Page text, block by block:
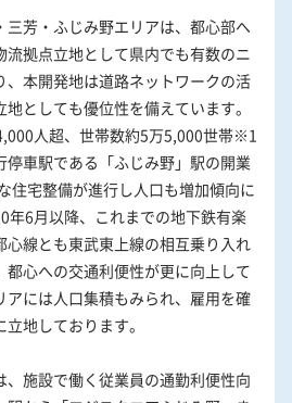
芳・ふじみ野エリアは、都心部へ
流拠点立地として県内でも有数のニ
、本開発地は道路ネットワークの活
としても優位性を備えています。
人超、世帯数約5万5,000世帯※1
停車駅である「ふじみ野」駅の開業
住宅整備が進行し人口も増加傾向に
年6月以降、これまでの地下鉄有楽
心線とも東武東上線の相互乗り入れ
都心への交通利便性が更に向上して
アには人口集積もみられ、雇用を確
地しております。
、施設で働く従業員の通勤利便性向